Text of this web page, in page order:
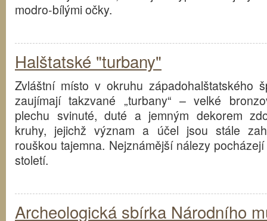
modro-bílými očky.
Halštatské "turbany"
Zvláštní místo v okruhu západohalštatského
zaujímají takzvané „turbany“ – velké
plechu svinuté, duté a jemným dekorem
kruhy, jejichž význam a účel jsou stále
rouškou tajemna. Nejznámější nálezy
století.
Archeologická sbírka Národního